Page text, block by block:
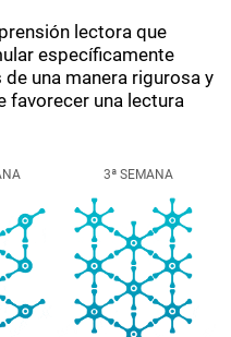
lectora que
específicamente
una manera rigurosa y
favorecer una lectura
3ª SEMANA